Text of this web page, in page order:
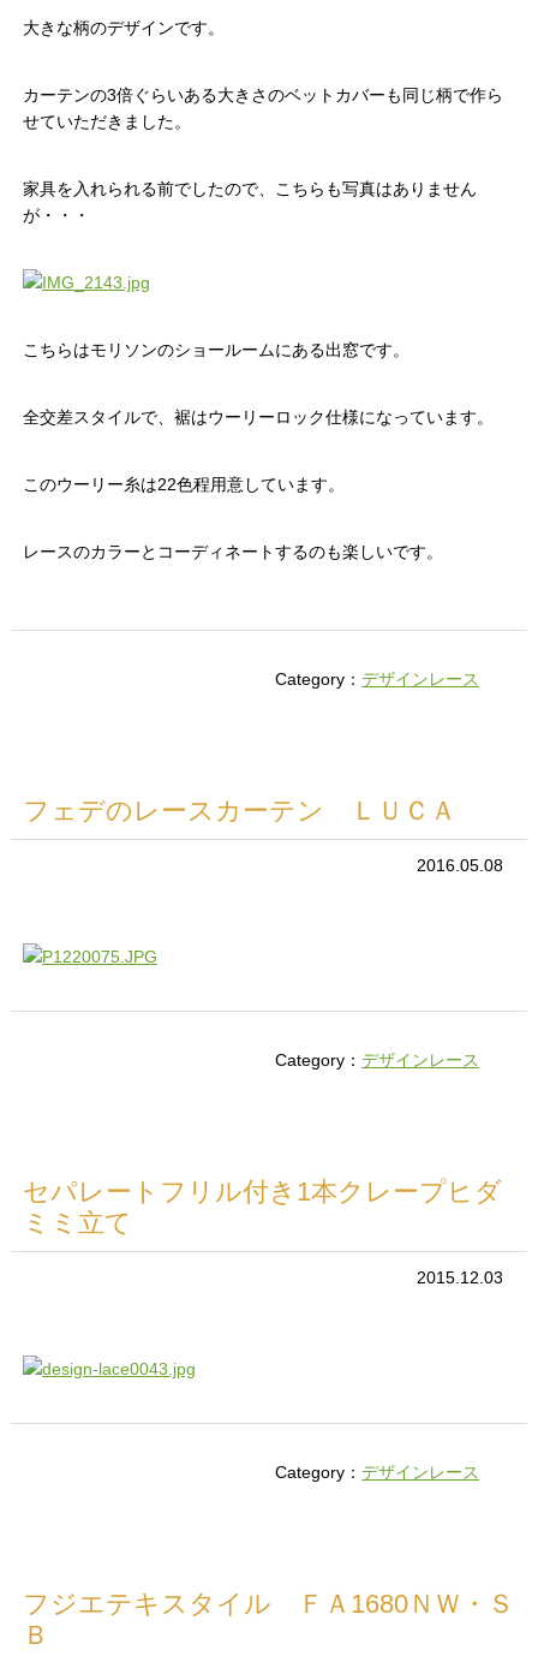
大きな柄のデザインです。
カーテンの3倍ぐらいある大きさのベットカバーも同じ柄で作ら
せていただきました。
家具を入れられる前でしたので、こちらも写真はありません
が・・・
こちらはモリソンのショールームにある出窓です。
全交差スタイルで、裾はウーリーロック仕様になっています。
このウーリー糸は22色程用意しています。
レースのカラーとコーディネートするのも楽しいです。
Category：デザインレース
フェデのレースカーテン ＬＵＣＡ
2016.05.08
Category：デザインレース
セパレートフリル付き1本クレープヒダ
ミミ立て
2015.12.03
Category：デザインレース
フジエテキスタイル ＦＡ1680ＮＷ・Ｓ
Ｂ